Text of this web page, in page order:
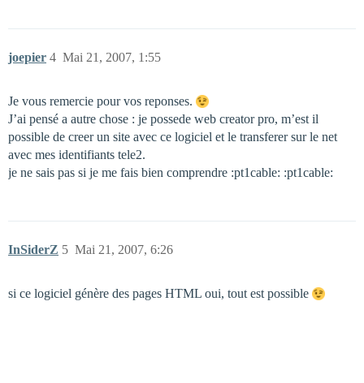
joepier Mai 21, 2007, 1:55
4
Je vous remercie pour vos reponses.
J’ai pensé a autre chose : je possede web creator pro, m’est il
possible de creer un site avec ce logiciel et le transferer sur le net
avec mes identifiants tele2.
je ne sais pas si je me fais bien comprendre :pt1cable: :pt1cable:
InSiderZ Mai 21, 2007, 6:26
5
si ce logiciel génère des pages HTML oui, tout est possible